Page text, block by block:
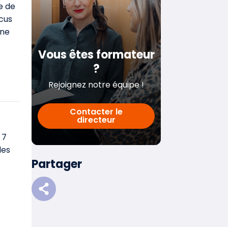
de
Vous êtes formateur
?
Rejoignez notre équipe !
Contacter le
directeur
Partager